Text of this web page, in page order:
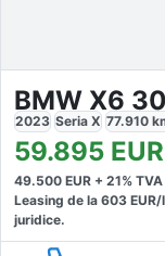
BMW X6
2023 Seria X 77.910
59.895 EUR
49.500 EUR + 21%
Leasing de la 603
juridice.